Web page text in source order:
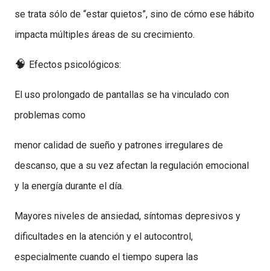
se trata sólo de “estar quietos”, sino de cómo ese hábito
impacta múltiples áreas de su crecimiento.
🧠 Efectos psicológicos:
El uso prolongado de pantallas se ha vinculado con
problemas como
menor calidad de sueño y patrones irregulares de
descanso, que a su vez afectan la regulación emocional
y la energía durante el día.
Mayores niveles de ansiedad, síntomas depresivos y
dificultades en la atención y el autocontrol,
especialmente cuando el tiempo supera las